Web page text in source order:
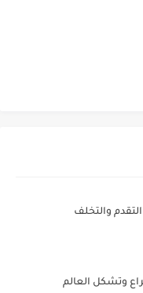
والتخلف
وتشكل العالم